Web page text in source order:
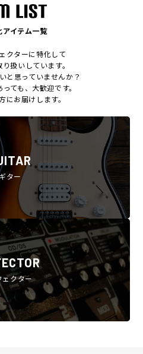
アイテム一覧
クターに特化して
扱いしています。
と思っていませんか？
ても、大歓迎です。
にお届けします。
ター
ェクター